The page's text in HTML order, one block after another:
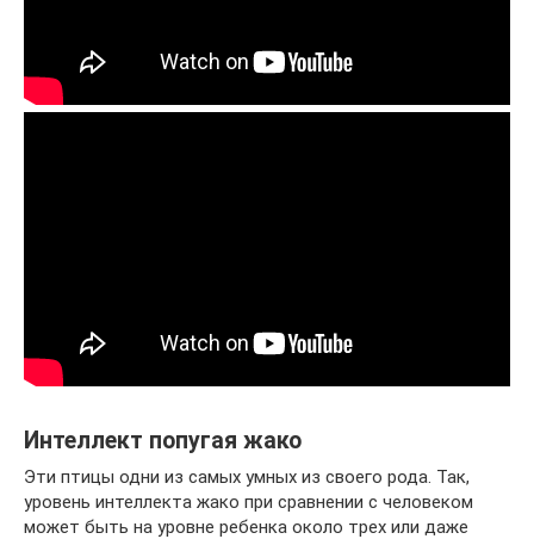
Интеллект попугая жако
Эти птицы одни из самых умных из своего рода. Так,
уровень интеллекта жако при сравнении с человеком
может быть на уровне ребенка около трех или даже